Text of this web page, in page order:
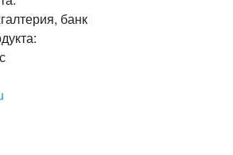
Забыли свой пароль?
банк